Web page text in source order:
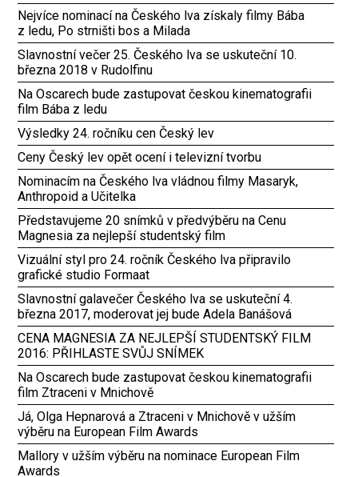
Nejvíce nominací na Českého lva získaly filmy Bába
z ledu, Po strništi bos a Milada
Slavnostní večer 25. Českého lva se uskuteční 10.
března 2018 v Rudolfinu
Na Oscarech bude zastupovat českou kinematografii
film Bába z ledu
Výsledky 24. ročníku cen Český lev
Ceny Český lev opět ocení i televizní tvorbu
Nominacím na Českého lva vládnou filmy Masaryk,
Anthropoid a Učitelka
Představujeme 20 snímků v předvýběru na Cenu
Magnesia za nejlepší studentský film
Vizuální styl pro 24. ročník Českého lva připravilo
grafické studio Formaat
Slavnostní galavečer Českého lva se uskuteční 4.
března 2017, moderovat jej bude Adela Banášová
CENA MAGNESIA ZA NEJLEPŠÍ STUDENTSKÝ FILM
2016: PŘIHLASTE SVŮJ SNÍMEK
Na Oscarech bude zastupovat českou kinematografii
film Ztraceni v Mnichově
Já, Olga Hepnarová a Ztraceni v Mnichově v užším
výběru na European Film Awards
Mallory v užším výběru na nominace European Film
Awards